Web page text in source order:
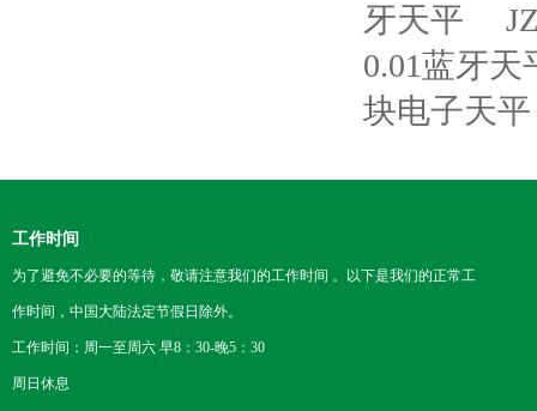
牙天平
0.01蓝牙天
块电子天平
工作时间
为了避免不必要的等待，敬请注意我们的工作时间 。以下是我们的正常工
作时间，中国大陆法定节假日除外。
工作时间：周一至周六 早8：30-晚5：30
周日休息